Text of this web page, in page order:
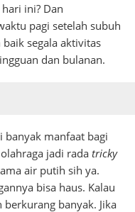
ini? Dan
pagi setelah subuh
segala aktivitas
dan bulanan.
banyak manfaat bagi
jadi rada tricky
air putih sih ya.
bisa haus. Kalau
banyak. Jika